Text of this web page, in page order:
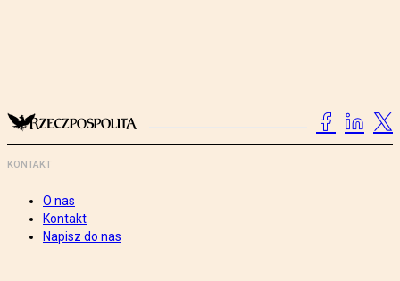
KONTAKT
O nas
Kontakt
Napisz do nas